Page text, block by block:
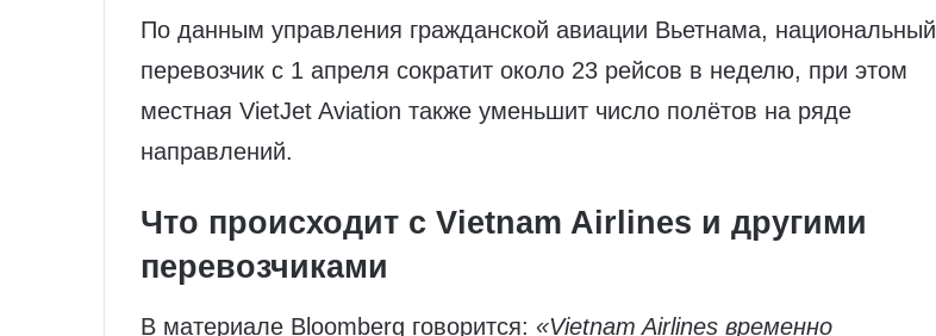
По данным управления гражданской авиации Вьетнама, национальный
перевозчик с 1 апреля сократит около 23 рейсов в неделю, при этом
местная VietJet Aviation также уменьшит число полётов на ряде
направлений.
Что происходит с Vietnam Airlines и другими
перевозчиками
В материале Bloomberg говорится: «Vietnam Airlines временно